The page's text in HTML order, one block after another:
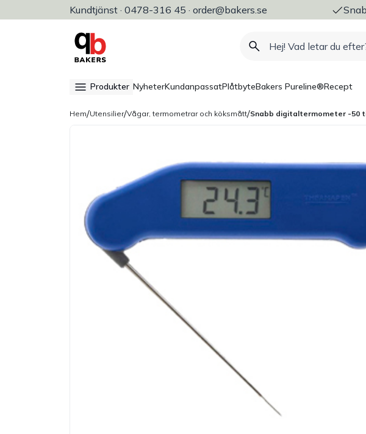
Kundtjänst · 0478-316 45 · order@bakers.se
Allt för bageri, konditori & restaurang
Produkter NyheterKundanpassatPlåtbyteBakers Pureline®Recept
Hem/Utensilier/Vågar, termometrar och köksmått/Snabb digitaltermometer -50